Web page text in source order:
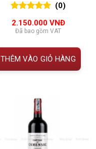
đánh giá
(0)
2.150.000 VNĐ
Đã bao gồm VAT
THÊM VÀO GIỎ HÀNG